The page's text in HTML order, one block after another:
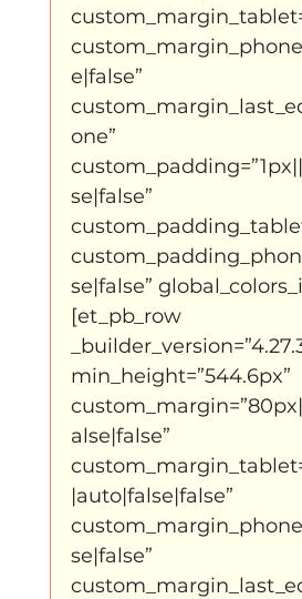
Lloyds company
Voorstellingen
I am my ancestors wildest
Ibrah eng
klein, klein vogeltje
Wennah Wilkers brengt
Zonder categorie
e|false”
one”
se|false”
se|false”
[et_pb_row
min_height=”544.6px”
alse|false”
|auto|false|false”
se|false”